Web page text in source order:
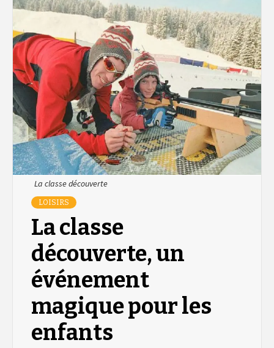
La classe découverte
LOISIRS
La classe
découverte, un
événement
magique pour les
enfants